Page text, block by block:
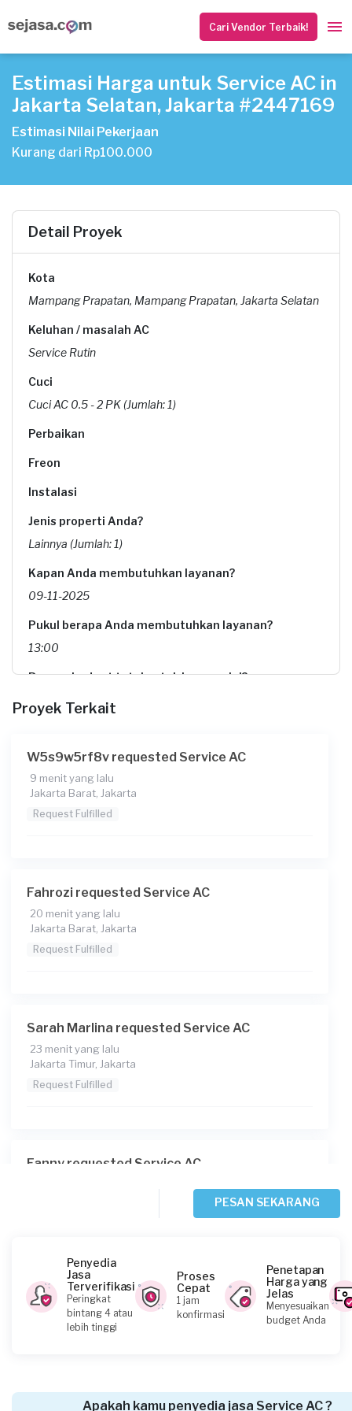
Cari Vendor Terbaik!
Estimasi Harga untuk Service AC in
Jakarta Selatan, Jakarta #2447169
Estimasi Nilai Pekerjaan
Kurang dari Rp100.000
Detail Proyek
Kota
Mampang Prapatan, Mampang Prapatan, Jakarta Selatan
Keluhan / masalah AC
Service Rutin
Cuci
Cuci AC 0.5 - 2 PK (Jumlah: 1)
Perbaikan
Freon
Instalasi
Jenis properti Anda?
Lainnya (Jumlah: 1)
Kapan Anda membutuhkan layanan?
09-11-2025
Pukul berapa Anda membutuhkan layanan?
13:00
Berapa budget total untuk layanan ini?
Rp85.000 + Rp11.000 (biaya layanan)
Proyek Terkait
W5s9w5rf8v requested Service AC
9 menit yang lalu
Jakarta Barat, Jakarta
Request Fulfilled
Fahrozi requested Service AC
20 menit yang lalu
Jakarta Barat, Jakarta
Request Fulfilled
Sarah Marlina requested Service AC
23 menit yang lalu
Jakarta Timur, Jakarta
Request Fulfilled
Fanny requested Service AC
Chantika requested Service AC
Sekitar 2 jam yang lalu
Jakarta Selatan, Jakarta
PESAN SEKARANG
Penyedia
Jasa
Terverifikasi
Peringkat
bintang 4 atau
lebih tinggi
Proses
Cepat
1 jam
konfirmasi
Penetapan
Harga yang
Jelas
Menyesuaikan
budget Anda
Apakah kamu penyedia jasa Service AC ?